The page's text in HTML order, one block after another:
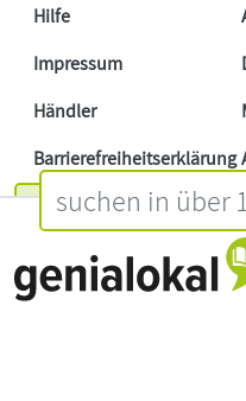
Hilfe
Impressum
Händler
Barrierefreiheitserklärung
Widerruf